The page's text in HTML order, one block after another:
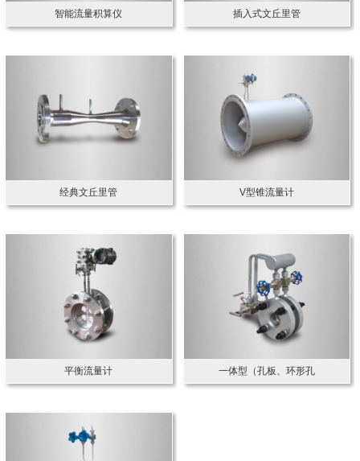
智能流量积算仪 插入式文丘里管
经典文丘里管 V型锥流量计
平衡流量计 一体型（孔板、环形孔